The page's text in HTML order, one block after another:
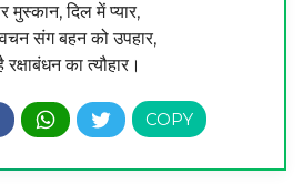
मुस्कान, दिल में प्यार,
वचन संग बहन को उपहार,
रक्षाबंधन का त्यौहार।